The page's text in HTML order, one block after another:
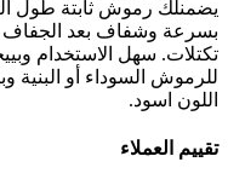
يضمنلك رموش ثابتة طول
بسرعة وشفاف بعد
تكتلات. سهل الاستخدام
للرموش السوداء أو البنية
اللون اسود.
تقييم العملاء